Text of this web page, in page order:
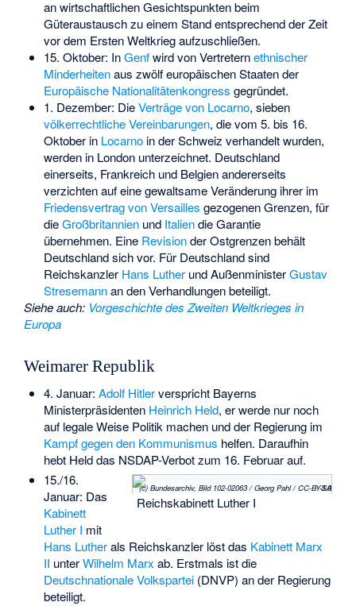
an wirtschaftlichen Gesichtspunkten beim
Güteraustausch zu einem Stand entsprechend der Zeit
vor dem Ersten Weltkrieg aufzuschließen.
15. Oktober: InGenfwird von Vertreternethnischer
Minderheitenaus zwölf europäischen Staaten der
Europäische Nationalitätenkongress gegründet.
1. Dezember: DieVerträge von Locarno, sieben
völkerrechtliche Vereinbarungen, die vom 5. bis 16.
Oktober in Locarnoin der Schweiz verhandelt wurden,
werden in London unterzeichnet. Deutschland
einerseits, Frankreich und Belgien andererseits
verzichten auf eine gewaltsame Veränderung ihrer im
Friedensvertrag von Versailles gezogenen Grenzen, für
dieGroßbritannienund Italiendie Garantie
übernehmen. Eine Revisionder Ostgrenzen behält
Deutschland sich vor. Für Deutschland sind
Reichskanzler Hans Lutherund AußenministerGustav
Stresemannan den Verhandlungen beteiligt.
Siehe auch: Vorgeschichte des Zweiten Weltkrieges in
Europa
Weimarer Republik
4. Januar: Adolf Hitlerverspricht Bayerns
Ministerpräsidenten Heinrich Held, er werde nur noch
auf legale Weise Politik machen und der Regierung im
Kampf gegen den Kommunismus helfen. Daraufhin
hebt Held das NSDAP-Verbot zum 16. Februar auf.
(c) Bundesarchiv, Bild 102-02063 / Georg Pahl / CC-BY-SA 3.0
Reichskabinett Luther I
15./16.
Januar: Das
Kabinett
Luther I mit
Hans Lutherals Reichskanzler löst das Kabinett Marx
II unterWilhelm Marx ab. Erstmals ist die
Deutschnationale Volkspartei(DNVP) an der Regierung
beteiligt.